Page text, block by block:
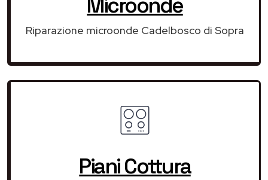
Riparazione microonde Cadelbosco di Sopra
Piani Cottura